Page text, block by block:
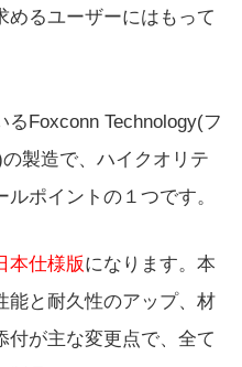
めるユーザーにはもって
Foxconn Technology(フ
製造で、ハイクオリテ
ポイントの１つです。
本仕様版になります。本
能と耐久性のアップ、材
付が主な変更点で、全て